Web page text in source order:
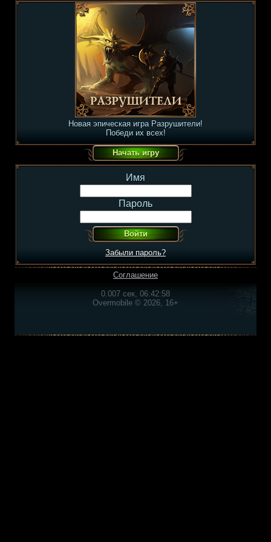
Новая эпическая игра Разрушители!
Победи их всех!
Имя
Пароль
Забыли пароль?
Соглашение
0.007 сек, 06:42:58
Overmobile © 2026, 16+